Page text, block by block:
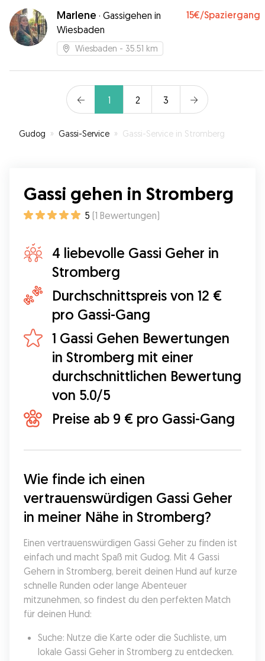
Marlene · Gassigehen in
Wiesbaden
15€/Spaziergang
Wiesbaden - 35.51 km
1 2 3
Gudog » Gassi-Service » Gassi-Service in Stromberg
Gassi gehen in Stromberg
5 (1 Bewertungen)
4 liebevolle Gassi Geher in
Stromberg
Durchschnittspreis von 12 €
pro Gassi-Gang
1 Gassi Gehen Bewertungen
in Stromberg mit einer
durchschnittlichen Bewertung
von 5.0/5
Preise ab 9 € pro Gassi-Gang
Wie finde ich einen
vertrauenswürdigen Gassi Geher
in meiner Nähe in Stromberg?
Einen vertrauenswürdigen Gassi Geher zu finden ist
einfach und macht Spaß mit Gudog. Mit 4 Gassi
Gehern in Stromberg, bereit deinen Hund auf kurze
schnelle Runden oder lange Abenteuer
mitzunehmen, so findest du den perfekten Match
für deinen Hund:
Suche: Nutze die Karte oder die Suchliste, um
lokale Gassi Geher in Stromberg zu entdecken.